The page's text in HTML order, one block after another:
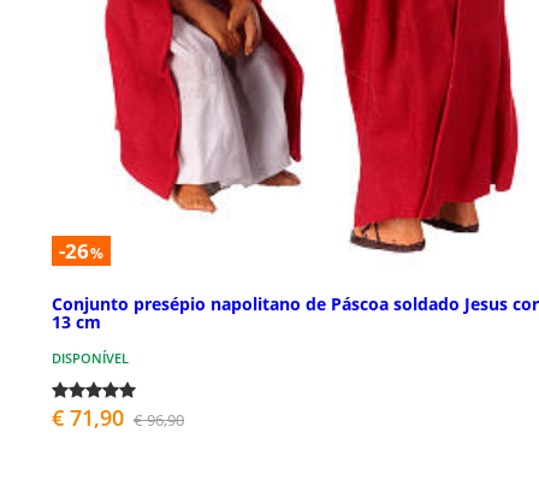
-26%
Conjunto presépio napolitano de Páscoa soldado Jesus
13 cm
DISPONÍVEL
€ 71,90 € 96,90